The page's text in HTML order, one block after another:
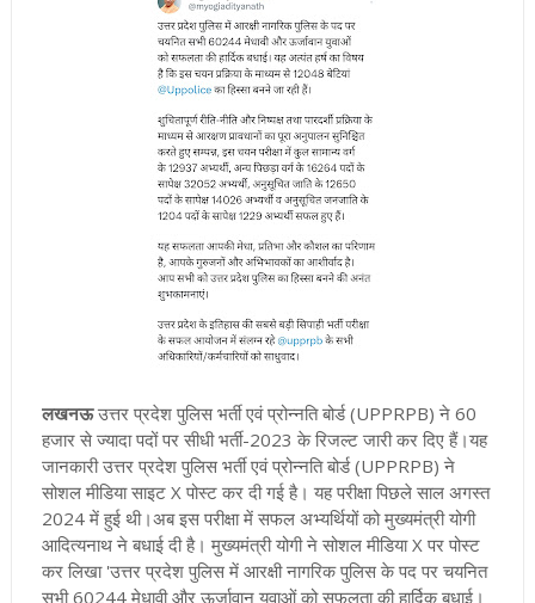
लखनऊउत्तर प्रदेश पुलिस भर्ती एवं प्रोन्नति बोर्ड (UPPRPB) ने 60
हजार से ज्यादा पदों पर सीधी भर्ती-2023 के रिजल्ट जारी कर दिए हैं।यह
जानकारीउत्तर प्रदेश पुलिस भर्ती एवं प्रोन्नति बोर्ड (UPPRPB) ने
सोशल मीडिया साइट X पोस्ट कर दी गई है। यह परीक्षा पिछले साल अगस्त
2024 में हुई थी।अब इस परीक्षा में सफल अभ्यर्थियों को मुख्यमंत्री योगी
आदित्यनाथ ने बधाई दी है। मुख्यमंत्रीयोगी ने सोशल मीडिया X पर पोस्ट
कर लिखा 'उत्तर प्रदेश पुलिस में आरक्षी नागरिक पुलिस के पद पर चयनित
सभी 60244 मेधावी और ऊर्जावान युवाओं को सफलता की हार्दिक बधाई।